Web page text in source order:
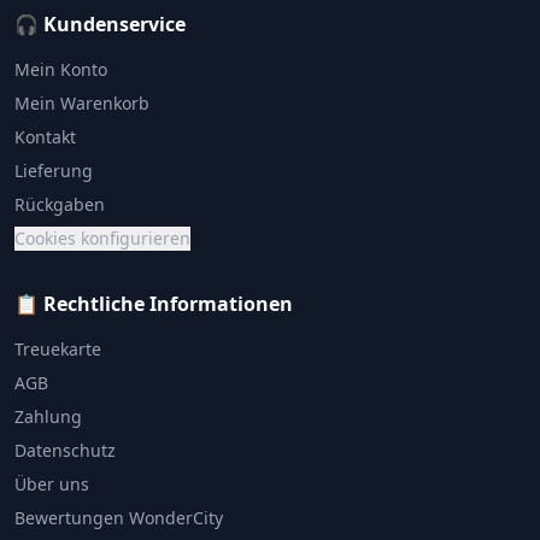
🎧 Kundenservice
Mein Konto
Mein Warenkorb
Kontakt
Lieferung
Rückgaben
Cookies konfigurieren
📋 Rechtliche Informationen
Treuekarte
AGB
Zahlung
Datenschutz
Über uns
Bewertungen WonderCity